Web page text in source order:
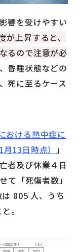
響を受けやすい
が上昇すると、
るので注意が必
昏睡状態などの
死に至るケース
ける熱中症に
月13日時点）」
者及び休業４日
て「死傷者数」
805 人、うち
。